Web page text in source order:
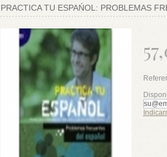
PRACTICA TU ESPAŃOL: PROBLEMAS